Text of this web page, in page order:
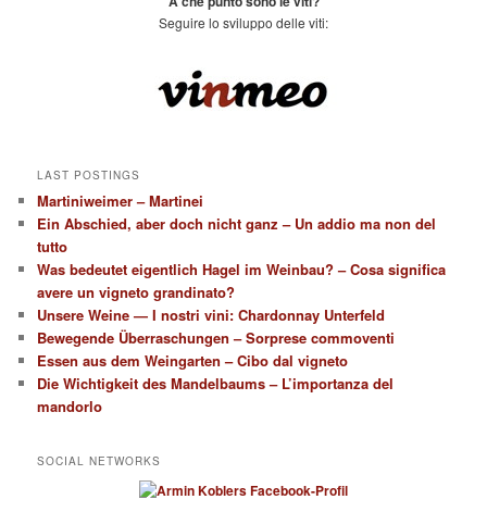
Seguire lo sviluppo delle viti:
LAST POSTINGS
Martiniweimer – Martinei
Ein Abschied, aber doch nicht ganz – Un addio ma non del
tutto
Was bedeutet eigentlich Hagel im Weinbau? – Cosa significa
avere un vigneto grandinato?
Unsere Weine — I nostri vini: Chardonnay Unterfeld
Bewegende Überraschungen – Sorprese commoventi
Essen aus dem Weingarten – Cibo dal vigneto
Die Wichtigkeit des Mandelbaums – L’importanza del
mandorlo
SOCIAL NETWORKS